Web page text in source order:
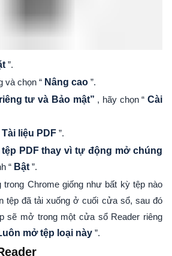
”.
và chọn “ Nâng cao ”.
tư và Bảo mật” , hãy chọn “Cài
Tài liệu PDF ”.
PDF thay vì tự động mở chúng
“ Bật ”.
trong Chrome giống như bất kỳ tệp nào
tệp đã tải xuống ở cuối cửa sổ, sau đó
sẽ mở trong một cửa sổ Reader riêng
mở tệp loại này ”.